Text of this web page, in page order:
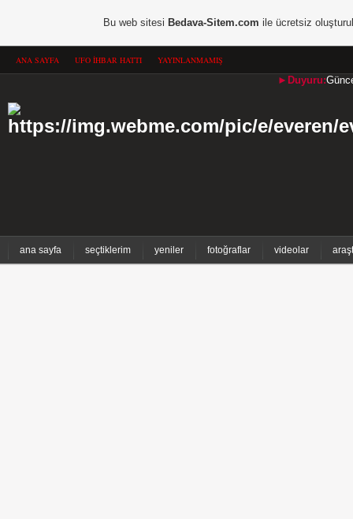
ANA SAYFA UFO İHBAR HATTI YAYINLANMAMIŞ
►Duyuru:
ana sayfa seçtiklerim yeniler fotoğraflar videolar
Bu web sitesi Bedava-Sitem.com ile ücretsiz